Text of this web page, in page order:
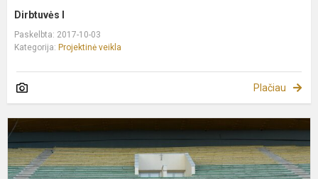
Dirbtuvės I
Paskelbta: 2017-10-03
Kategorija: Projektinė veikla
Plačiau